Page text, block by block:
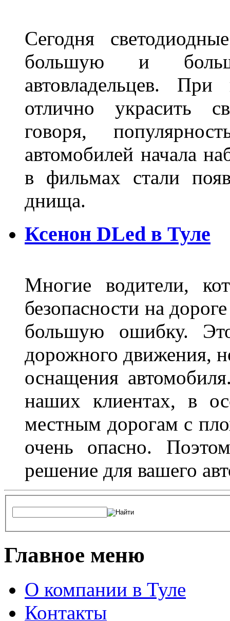
Сегодня
большую и
автовладельцев.
отлично украсить
говоря,
автомобилей начала
в фильмах стали
днища.
Ксенон DLed в Туле
Многие водители,
безопасности на
большую ошибку.
дорожного движения,
оснащения
наших клиентах, в
местным дорогам с
очень опасно.
решение для вашего
Главное меню
О компании в Туле
Контакты